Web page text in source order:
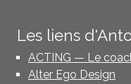
Les liens
ACTING — Le
Alter Ego Design